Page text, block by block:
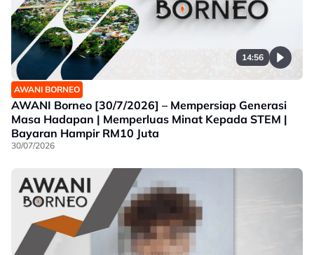
14:56
AWANI BORNEO
AWANI Borneo [30/7/2026] – Mempersiap Generasi
Masa Hadapan | Memperluas Minat Kepada STEM |
Bayaran Hampir RM10 Juta
30/07/2026